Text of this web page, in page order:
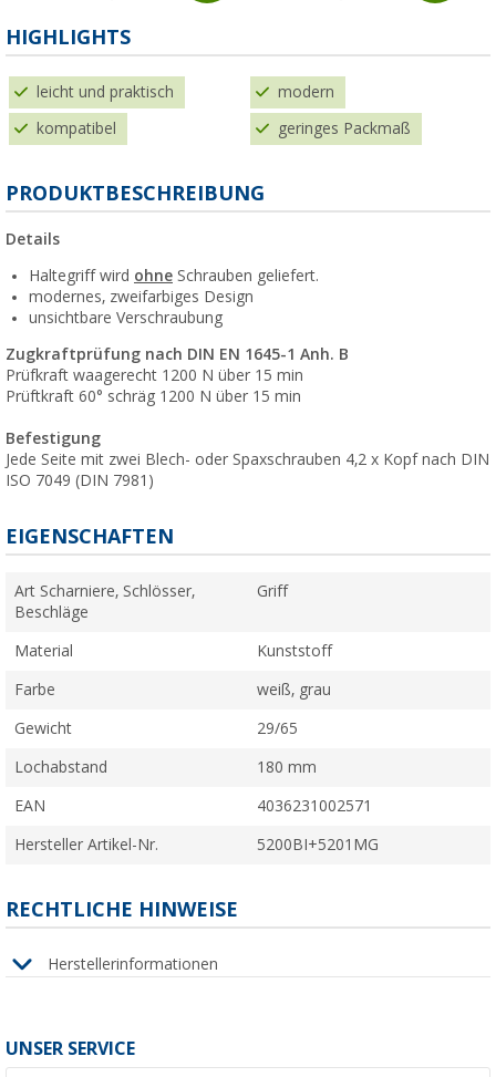
HIGHLIGHTS
leicht und praktisch modern
kompatibel geringes Packmaß
PRODUKTBESCHREIBUNG
Details
Haltegriff wird ohne Schrauben geliefert.
modernes, zweifarbiges Design
unsichtbare Verschraubung
Zugkraftprüfung nach DIN EN 1645-1 Anh. B
Prüfkraft waagerecht 1200 N über 15 min
Prüftkraft 60° schräg 1200 N über 15 min
Befestigung
Jede Seite mit zwei Blech- oder Spaxschrauben 4,2 x Kopf nach DIN
ISO 7049 (DIN 7981)
EIGENSCHAFTEN
Art Scharniere, Schlösser,
Beschläge
Griff
Material Kunststoff
Farbe weiß, grau
Gewicht 29/65
Lochabstand 180 mm
EAN 4036231002571
Hersteller Artikel-Nr. 5200BI+5201MG
RECHTLICHE HINWEISE
Herstellerinformationen
UNSER SERVICE